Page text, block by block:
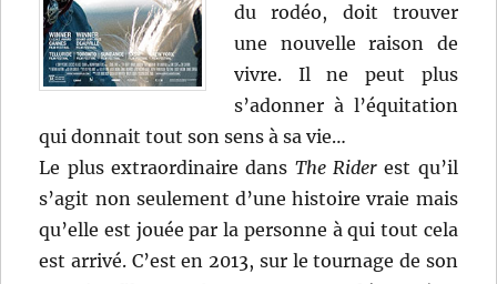
du rodéo, doit trouver
une nouvelle raison de
vivre. Il ne peut plus
s’adonner à l’équitation
qui donnait tout son sens à sa vie…
Le plus extraordinaire dans The Rider est qu’il
s’agit non seulement d’une histoire vraie mais
qu’elle est jouée par la personne à qui tout cela
est arrivé. C’est en 2013, sur le tournage de son